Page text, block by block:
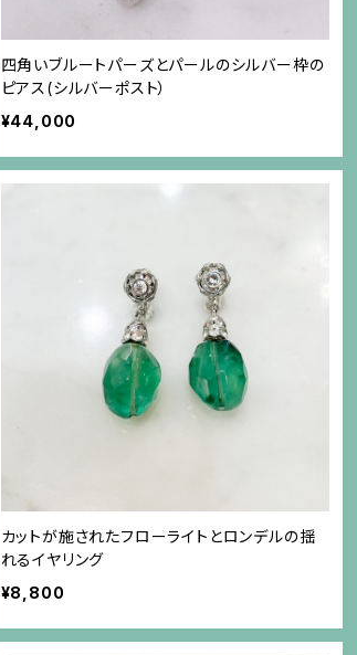
四角いブルートパーズとパールのシルバー枠の
ピアス(シルバーポスト）
¥44,000
カットが施されたフローライトとロンデルの揺
れるイヤリング
¥8,800